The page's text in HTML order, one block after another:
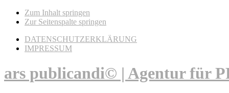
Zum Inhalt springen
Zur Seitenspalte springen
DATENSCHUTZERKLÄRUNG
IMPRESSUM
ars publicandi© | Agentur für